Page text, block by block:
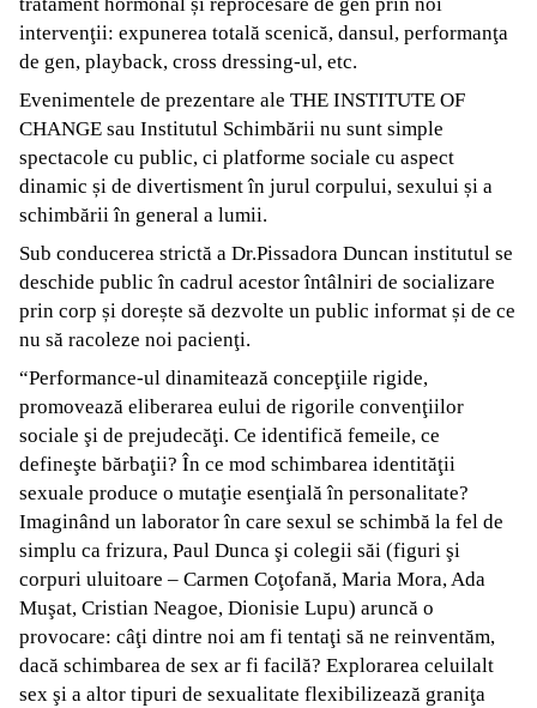
tratament hormonal și reprocesare de gen prin noi
intervenţii: expunerea totală scenică, dansul, performanţa
de gen, playback, cross dressing-ul, etc.
Evenimentele de prezentare ale THE INSTITUTE OF
CHANGE sau Institutul Schimbării nu sunt simple
spectacole cu public, ci platforme sociale cu aspect
dinamic și de divertisment în jurul corpului, sexului și a
schimbării în general a lumii.
Sub conducerea strictă a Dr.Pissadora Duncan institutul se
deschide public în cadrul acestor întâlniri de socializare
prin corp și dorește să dezvolte un public informat și de ce
nu să racoleze noi pacienţi.
“Performance-ul dinamitează concepţiile rigide,
promovează eliberarea eului de rigorile convenţiilor
sociale şi de prejudecăţi. Ce identifică femeile, ce
defineşte bărbaţii? În ce mod schimbarea identităţii
sexuale produce o mutaţie esenţială în personalitate?
Imaginând un laborator în care sexul se schimbă la fel de
simplu ca frizura, Paul Dunca şi colegii săi (figuri şi
corpuri uluitoare – Carmen Coţofană, Maria Mora, Ada
Muşat, Cristian Neagoe, Dionisie Lupu) aruncă o
provocare: câţi dintre noi am fi tentaţi să ne reinventăm,
dacă schimbarea de sex ar fi facilă? Explorarea celuilalt
sex şi a altor tipuri de sexualitate flexibilizează graniţa